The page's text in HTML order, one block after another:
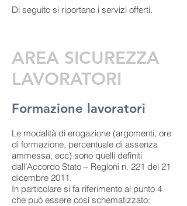
Di seguito si riportano i servizi offerti.
AREA SICUREZZA
LAVORATORI
Formazione lavoratori
Le modalità di erogazione (argomenti, ore
di formazione, percentuale di assenza
ammessa, ecc) sono quelli definiti
dall’Accordo Stato – Regioni n. 221 del 21
dicembre 2011.
In particolare si fa riferimento al punto 4
che può essere così schematizzato: